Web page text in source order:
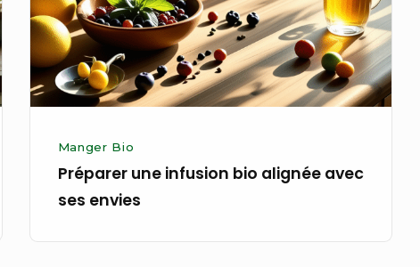
avec
ses
envies
Manger Bio
Préparer une infusion bio alignée avec
ses envies